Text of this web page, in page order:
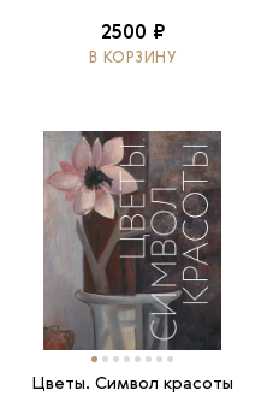
2500 ₽
В КОРЗИНУ
Цветы. Символ красоты